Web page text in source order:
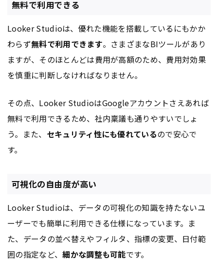
無料で利用できる
Looker Studioは、優れた機能を搭載しているにもかか
わらず無料で利用できます。さまざまなBIツールがあり
ますが、そのほとんどは費用が高額のため、費用対効果
を慎重に判断しなければなりません。
その点、Looker StudioはGoogleアカウントさえあれば
無料で利用できるため、社内稟議も通りやすいでしょ
う。また、 セキュリティ性にも優れているので安心で
す。
可視化の自由度が高い
Looker Studioは、データの可視化の知識を持たないユ
ーザーでも簡単に利用できる仕様になっています。ま
た、データの並べ替えやフィルタ、指標の変更、日付範
囲の指定など、細かな調整も可能です。